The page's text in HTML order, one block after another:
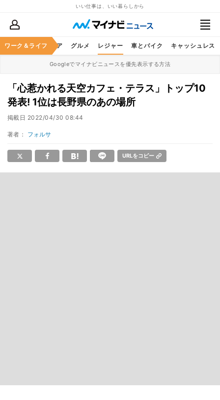
いい仕事は、いい暮らしから
ワーク＆ライフ
暮らし ヘルスケア グルメ レジャー 車とバイク キャッシュレス
Googleでマイナビニュースを優先表示する方法
「心惹かれる天空カフェ・テラス」トップ10
発表! 1位は長野県のあの場所
掲載日 2022/04/30 08:44
著者： フォルサ
URLをコピー